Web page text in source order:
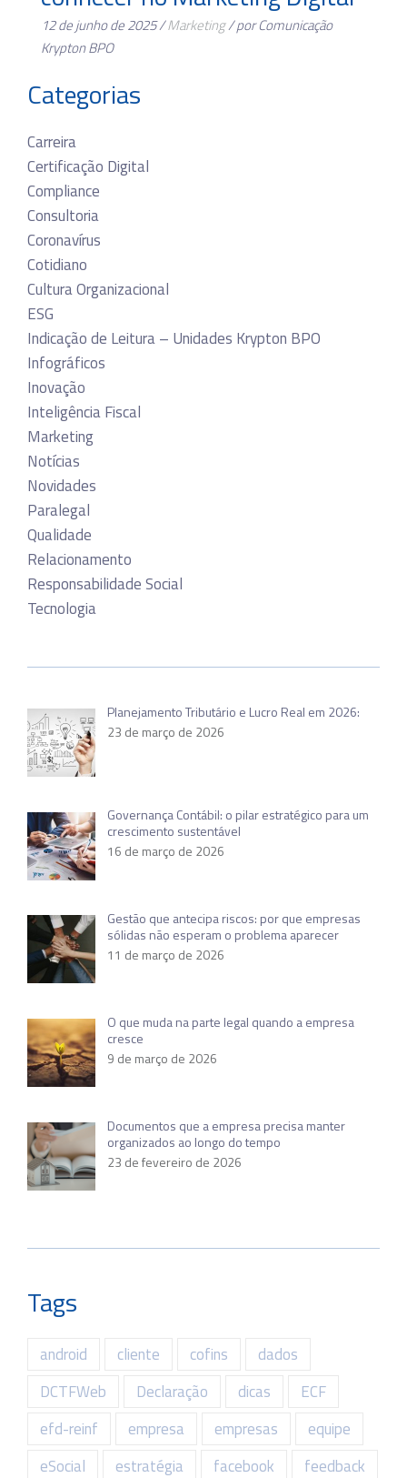
12 de junho de 2025 /Marketing/ por Comunicação
Krypton BPO
Categorias
Carreira
Certificação Digital
Compliance
Consultoria
Coronavírus
Cotidiano
Cultura Organizacional
ESG
Indicação de Leitura – Unidades Krypton BPO
Infográficos
Inovação
Inteligência Fiscal
Marketing
Notícias
Novidades
Paralegal
Qualidade
Relacionamento
Responsabilidade Social
Tecnologia
Planejamento Tributário e Lucro Real em 2026:
23 de março de 2026
Governança Contábil: o pilar estratégico para um
crescimento sustentável
16 de março de 2026
Gestão que antecipa riscos: por que empresas
sólidas não esperam o problema aparecer
11 de março de 2026
O que muda na parte legal quando a empresa
cresce
9 de março de 2026
Documentos que a empresa precisa manter
organizados ao longo do tempo
23 de fevereiro de 2026
Tags
android cliente cofins
dados
DCTFWeb
Declaração dicas
ECF
efd-reinf
empresa empresas
equipe
eSocial
estratégia facebook
feedback